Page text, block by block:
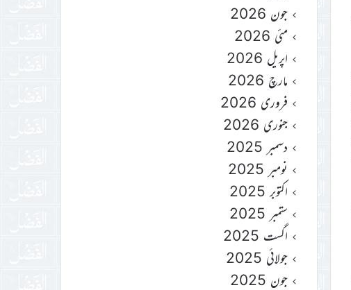
جون 2026
مئی 2026
اپریل 2026
مارچ 2026
فروری 2026
جنوری 2026
دسمبر 2025
نومبر 2025
اکتوبر 2025
ستمبر 2025
اگست 2025
جولائی 2025
جون 2025